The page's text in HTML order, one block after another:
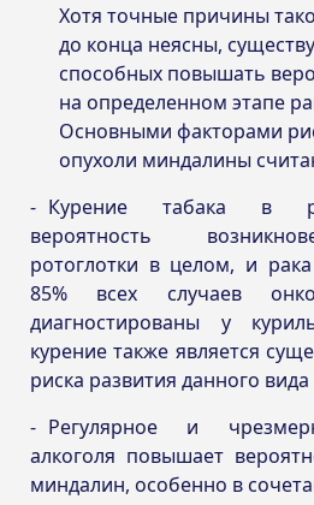
Хотя точные причины
до конца неясны,
способных повышать
на определенном этапе
Основными факторами
опухоли миндалины
Курение табака в
вероятность
ротоглотки в целом, и
85% всех случаев
диагностированы у
курение также является
риска развития данного
Регулярное и
алкоголя повышает
миндалин, особенно в